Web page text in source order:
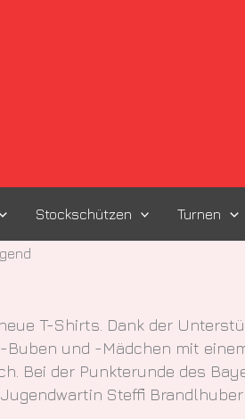
Stockschützen Turnen
T-Shirts. Dank der
Buben und -Mädchen mit
Bei der Punkterunde des
Steffi